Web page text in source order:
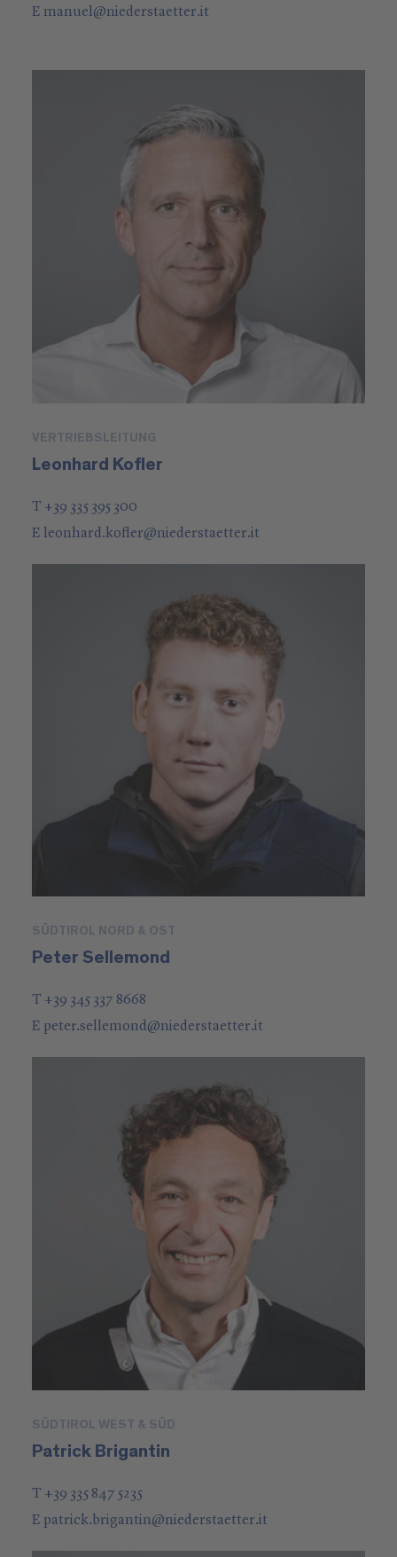
E manuel@niederstaetter.it
VERTRIEBSLEITUNG
Leonhard Kofler
T +39 335 395 300
E leonhard.kofler@niederstaetter.it
SÜDTIROL NORD & OST
Peter Sellemond
T +39 345 337 8668
E peter.sellemond@niederstaetter.it
SÜDTIROL WEST & SÜD
Patrick Brigantin
T +39 335 847 5235
E patrick.brigantin@niederstaetter.it